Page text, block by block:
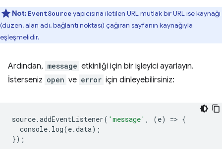
Not: EventSourceyapıcısına iletilen URL mutlak bir URL ise kaynağı
(düzen, alan adı, bağlantı noktası) çağıran sayfanın kaynağıyla
eşleşmelidir.
Ardından, message etkinliği için bir işleyici ayarlayın.
İsterseniz open ve error için dinleyebilirsiniz:
source.addEventListener( 'message' , (e) => {
console. log(e.data);
});